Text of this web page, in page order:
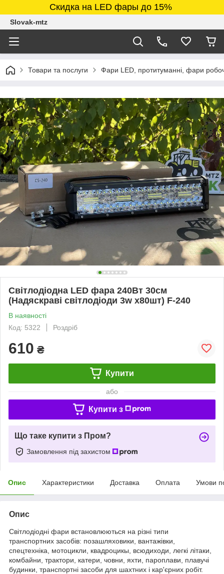
Скидка на LED фары до 15%
Slovak-mtz
Товари та послуги Фари LED, протитуманні, фари
Світлодіодна LED фара 240Вт 30см
(Надяскраві світлодіоди 3w х80шт) F-240
В наявності
Код: 5322
Роздріб
610 ₴
Купити
або
Купити з
Що таке купити з Пром?
Замовлення під захистом
Опис Характеристики Доставка Оплата Умови
Опис
Світлодіодні фари встановлюються на різні типи
транспортних засобів: позашляховики, вантажівки,
спецтехніка, мотоцикли, квадроцикы, всюдиходи, легкі літаки,
комбайни, трактори, катери, човни, яхти, пароплави, плавучі
будинки, транспортні засоби для шахтних і кар'єрних робіт.